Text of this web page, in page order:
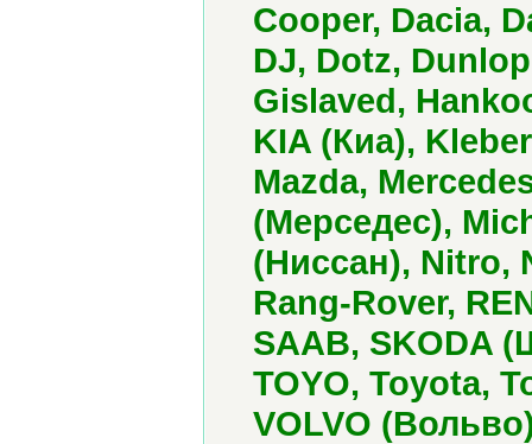
Cooper, Dacia,
DJ, Dotz,
Gislaved,
KIA (Киа),
Mazda,
(Мерседес),
(Ниссан), Nitro,
Rang-Rover,
SAAB, SKODA
TOYO, Toyota,
VOLVO